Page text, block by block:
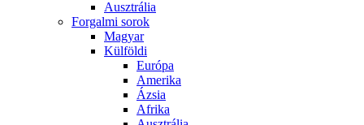
Ausztrália
Forgalmi sorok
Magyar
Külföldi
Európa
Amerika
Ázsia
Afrika